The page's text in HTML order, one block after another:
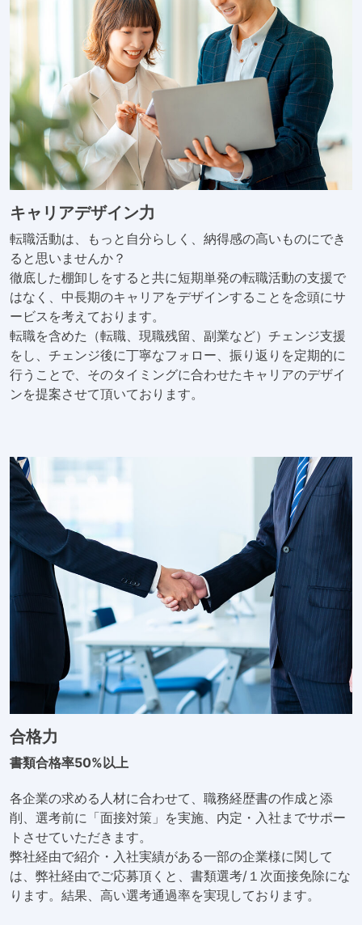
キャリアデザイン力
転職活動は、もっと自分らしく、納得感の高いものにでき
ると思いませんか？
徹底した棚卸しをすると共に短期単発の転職活動の支援で
はなく、中長期のキャリアをデザインすることを念頭にサ
ービスを考えております。
転職を含めた（転職、現職残留、副業など）チェンジ支援
をし、チェンジ後に丁寧なフォロー、振り返りを定期的に
行うことで、そのタイミングに合わせたキャリアのデザイ
ンを提案させて頂いております。
合格力
書類合格率50%以上
各企業の求める人材に合わせて、職務経歴書の作成と添
削、選考前に「面接対策」を実施、内定・入社までサポー
トさせていただきます。
弊社経由で紹介・入社実績がある一部の企業様に関して
は、弊社経由でご応募頂くと、書類選考/１次面接免除にな
ります。結果、高い選考通過率を実現しております。